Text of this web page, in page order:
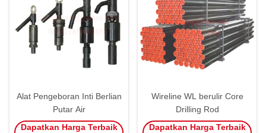
Alat Pengeboran Inti Berlian
Putar Air
Dapatkan Harga Terbaik
Wireline WL berulir Core
Drilling Rod
Dapatkan Harga Terbaik